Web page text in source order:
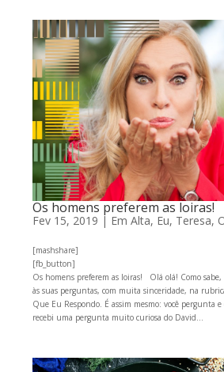
Os homens preferem as loiras!
Fev 15, 2019 | Em Alta, Eu, Teresa,
[mashshare]
[fb_button]
Os homens preferem as loiras! Olá olá! Como sabe,
às suas perguntas, com muita sinceridade, na
Que Eu Respondo. É assim mesmo: você pergunta
recebi uma pergunta muito curiosa do David...